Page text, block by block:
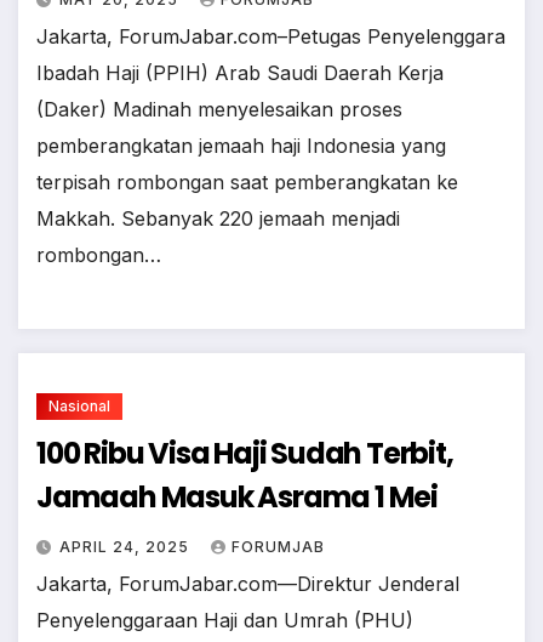
Jakarta, ForumJabar.com–Petugas Penyelenggara
Ibadah Haji (PPIH) Arab Saudi Daerah Kerja
(Daker) Madinah menyelesaikan proses
pemberangkatan jemaah haji Indonesia yang
terpisah rombongan saat pemberangkatan ke
Makkah. Sebanyak 220 jemaah menjadi
rombongan…
Nasional
100 Ribu Visa Haji Sudah Terbit,
Jamaah Masuk Asrama 1 Mei
APRIL 24, 2025 FORUMJAB
Jakarta, ForumJabar.com—Direktur Jenderal
Penyelenggaraan Haji dan Umrah (PHU)